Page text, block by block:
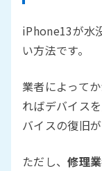
iPhone13が水
い方法です。
業者によって
ればデバイス
バイスの復旧が
ただし、修理